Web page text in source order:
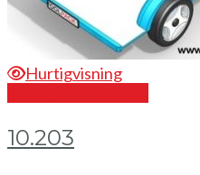
Hurtigvisning
10.203